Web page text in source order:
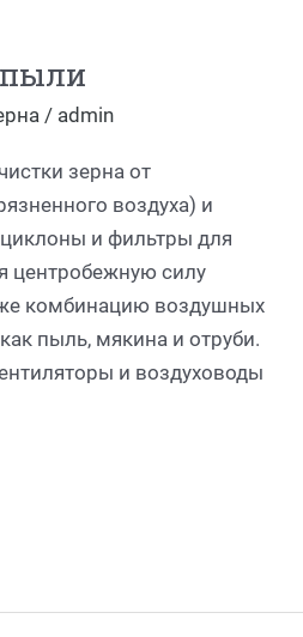
/ admin
зерна от
воздуха) и
и фильтры для
центробежную силу
комбинацию воздушных
пыль, мякина и отруби.
и воздуховоды